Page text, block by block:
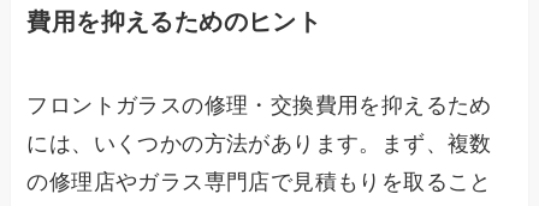
費用を抑えるためのヒント
フロントガラスの修理・交換費用を抑えるため
には、いくつかの方法があります。まず、複数
の修理店やガラス専門店で見積もりを取ること